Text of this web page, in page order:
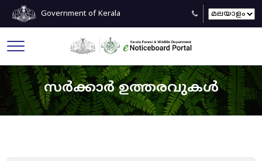
Government of Kerala
സർക്കാർ ഉത്തരവുകൾ